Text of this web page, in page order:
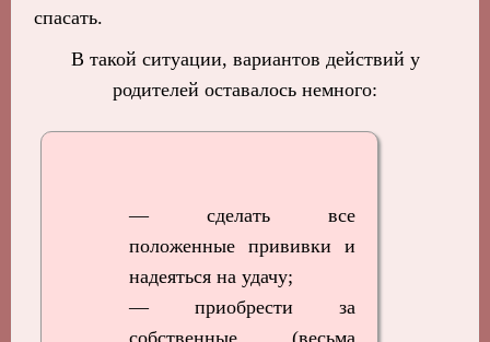
спасать.
В такой ситуации, вариантов действий у
родителей оставалось немного:
— сделать все
положенные прививки и
надеяться на удачу;
— приобрести за